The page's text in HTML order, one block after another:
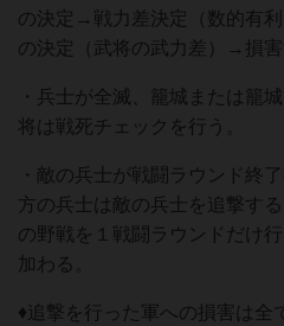
の決定→戦⼒差決定（数的有
の決定（武将の武⼒差）→損
・兵⼠が全滅、籠城または籠
将は戦死チェックを⾏う。
・敵の兵⼠が戦闘ラウンド終
⽅の兵⼠は敵の兵⼠を追撃す
の野戦を１戦闘ラウンドだけ
加わる。
♦追撃を⾏った軍への損害は全